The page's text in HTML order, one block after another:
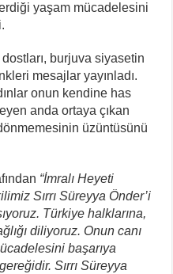
yaşam mücadelesini
burjuva siyasetin
mesajlar yayınladı.
onun kendine has
anda ortaya çıkan
üzüntüsünü
“İmralı Heyeti
Sırrı Süreyya Önder’i
Türkiye halklarına,
diliyoruz. Onun canı
başarıya
Sırrı Süreyya